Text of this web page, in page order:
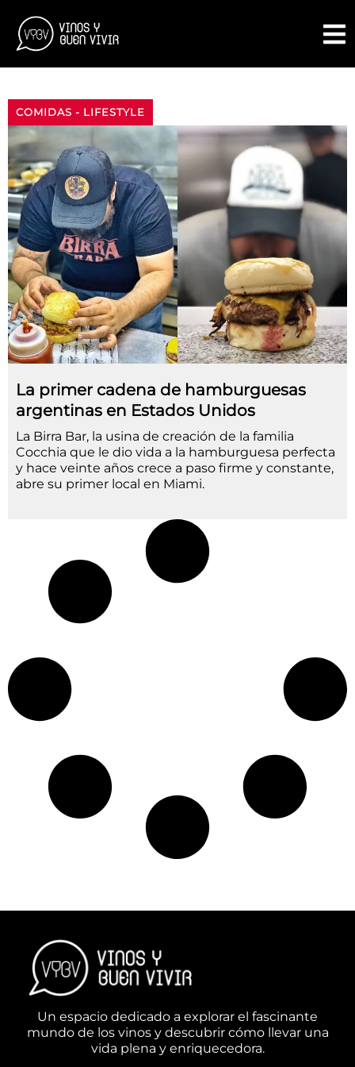
COMIDAS - LIFESTYLE
La primer cadena de hamburguesas
argentinas en Estados Unidos
La Birra Bar, la usina de creación de la familia
Cocchia que le dio vida a la hamburguesa perfecta
y hace veinte años crece a paso firme y constante,
abre su primer local en Miami.
Un espacio dedicado a explorar el fascinante
mundo de los vinos y descubrir cómo llevar una
vida plena y enriquecedora.